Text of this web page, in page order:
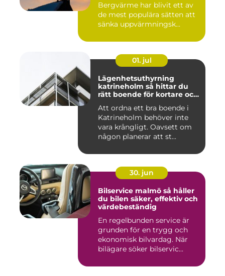
Bergvärme har blivit ett av
de mest populära sätten att
sänka uppvärmningsk...
01. jul
Lägenhetsuthyrning
katrineholm så hittar du
rätt boende för kortare och
Att ordna ett bra boende i
Katrineholm behöver inte
vara krångligt. Oavsett om
någon planerar att st...
30. jun
Bilservice malmö så håller
du bilen säker, effektiv och
värdebeständig
En regelbunden service är
grunden för en trygg och
ekonomisk bilvardag. När
bilägare söker bilservic...